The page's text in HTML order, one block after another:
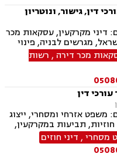
דין, גישור, ונוטריון
דיני מקרקעין, עסקאות מכר
מגרשים לבניה, פינוי
אפוטרופסות, ידועים
כוח מתמשך, ירושות
מכר דירה , רשות
דין
אזרחי ומסחרי, ייצוג
תביעות במקרקעין,
עבודה, נזיקין, עסקאות
כוח מתמשך
מסחרי, דיני חוזים